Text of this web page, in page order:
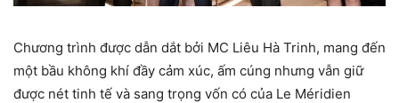
Chương trình được dẫn dắt bởi MC Liêu Hà Trinh, mang đến
một bầu không khí đầy cảm xúc, ấm cúng nhưng vẫn giữ
được nét tinh tế và sang trọng vốn có của Le Méridien